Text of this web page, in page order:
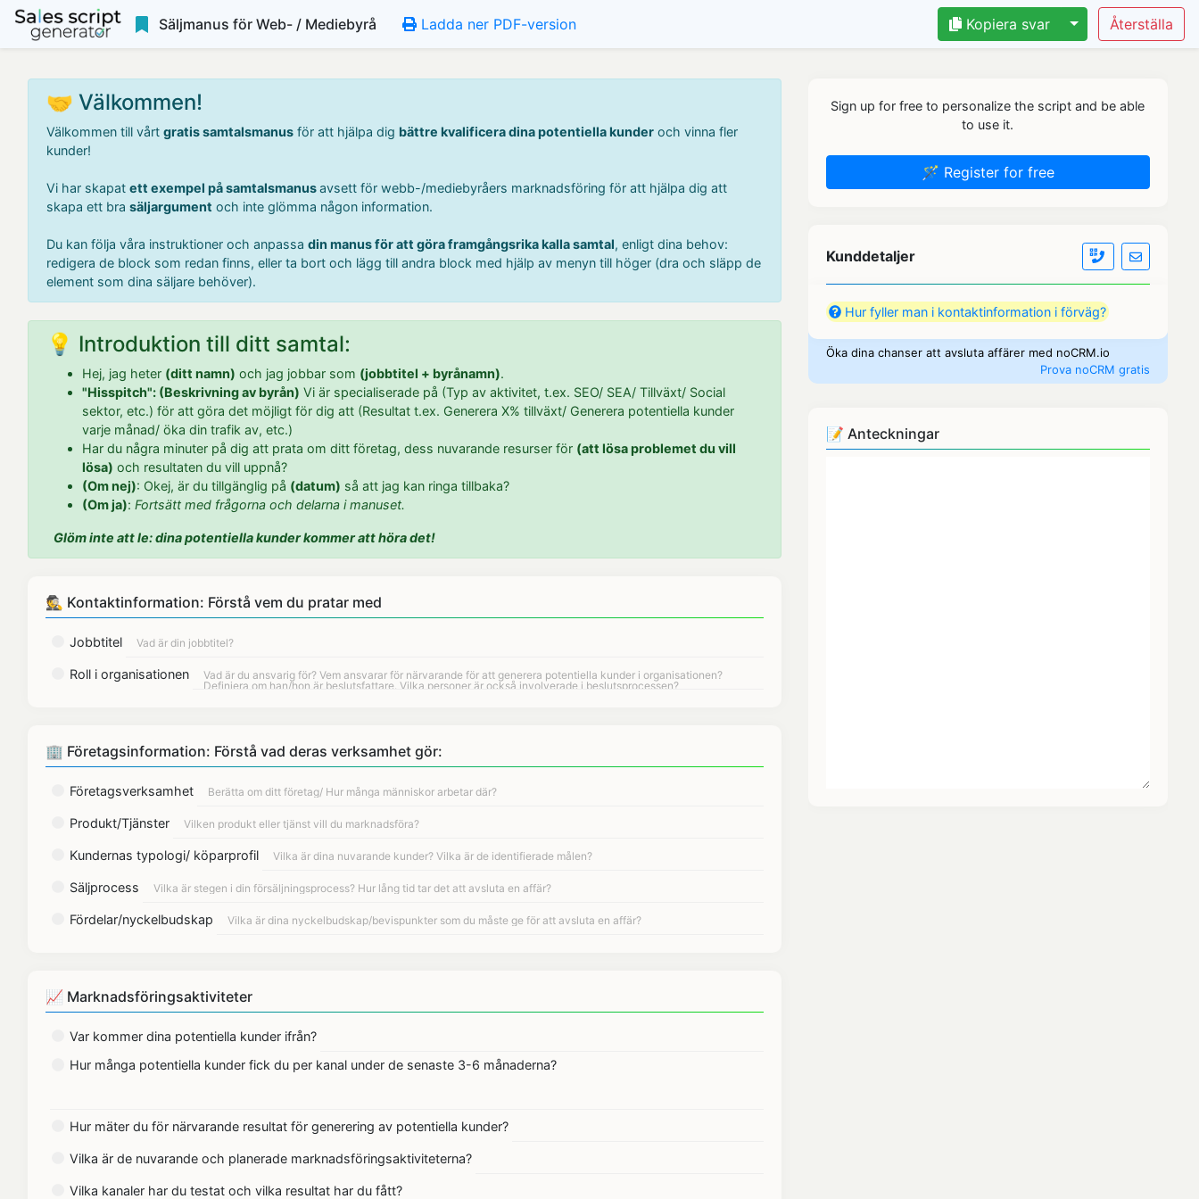
Säljmanus för Web- / Mediebyrå Ladda ner PDF-version Kopiera svar
🤝 Välkommen!
Välkommen till vårt gratis samtalsmanus för att hjälpa dig bättre kvalificera dina potentiella kunder och vinna fler
kunder!
Vi har skapat ett exempel på samtalsmanusavsett för webb-/mediebyråers marknadsföring för att hjälpa dig att
skapa ett bra säljargument och inte glömma någon information.
Du kan följa våra instruktioner och anpassa din manus för att göra framgångsrika kalla samtal, enligt dina behov:
redigera de block som redan finns, eller ta bort och lägg till andra block med hjälp av menyn till höger (dra och släpp de
element som dina säljare behöver).
💡 Introduktion till ditt samtal:
Hej, jag heter (ditt namn) och jag jobbar som (jobbtitel + byrånamn).
"Hisspitch": (Beskrivning av byrån) Vi är specialiserade på (Typ av aktivitet, t.ex. SEO/ SEA/ Tillväxt/ Social
sektor, etc.) för att göra det möjligt för dig att (Resultat t.ex. Generera X% tillväxt/ Generera potentiella kunder
varje månad/ öka din trafik av, etc.)
Har du några minuter på dig att prata om ditt företag, dess nuvarande resurser för (att lösa problemet du vill
lösa) och resultaten du vill uppnå?
(Om nej): Okej, är du tillgänglig på (datum) så att jag kan ringa tillbaka?
(Om ja): Fortsätt med frågorna och delarna i manuset.
Glöm inte att le: dina potentiella kunder kommer att höra det!
🕵 Kontaktinformation: Förstå vem du pratar med
Jobbtitel
Roll i organisationen
🏢 Företagsinformation: Förstå vad deras verksamhet gör:
Företagsverksamhet
Produkt/Tjänster
Kundernas typologi/ köparprofil
Säljprocess
Fördelar/nyckelbudskap
📈 Marknadsföringsaktiviteter
Var kommer dina potentiella kunder ifrån?
Hur många potentiella kunder fick du per kanal under de senaste 3-6 månaderna?
Hur mäter du för närvarande resultat för generering av potentiella kunder?
Vilka är de nuvarande och planerade marknadsföringsaktiviteterna?
Vilka kanaler har du testat och vilka resultat har du fått?
Sign up for free to personalize the script and be able
to use it.
🪄 Register for free
Kunddetaljer
Hur fyller man i kontaktinformation i förväg?
Öka dina chanser att avsluta affärer med noCRM.io
Prova noCRM gratis
📝 Anteckningar